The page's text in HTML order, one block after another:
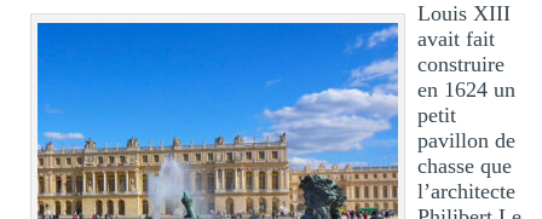
Louis XIII
avait fait
construire
en 1624 un
petit
pavillon de
chasse que
l’architecte